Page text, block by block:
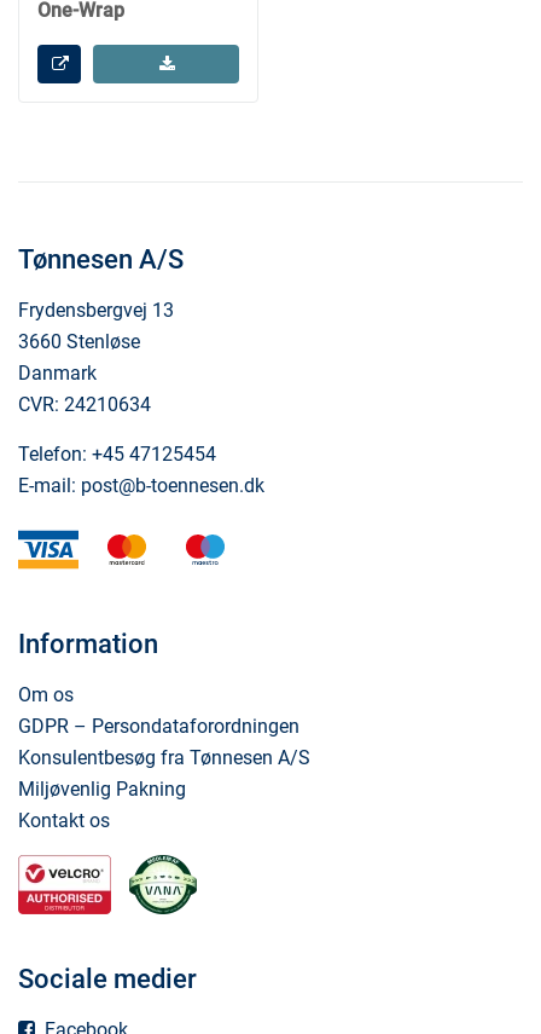
One-Wrap
Tønnesen A/S
Frydensbergvej 13
3660 Stenløse
Danmark
CVR: 24210634
Telefon: +45 47125454
E-mail: post@b-toennesen.dk
visa mastercard
Information
Om os
GDPR – Persondataforordningen
Konsulentbesøg fra Tønnesen A/S
Miljøvenlig Pakning
Kontakt os
Sociale medier